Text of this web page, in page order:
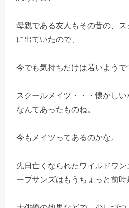
母親である友人もその昔の、ス
に出ていたので、
今でも気持ちだけは若いようで
スクールメイツ・・・懐かし
なんてあったものね。
今もメイツってあるのかな。
先日亡くなられたワイルドワ
ープサンズはもうちょっと前時